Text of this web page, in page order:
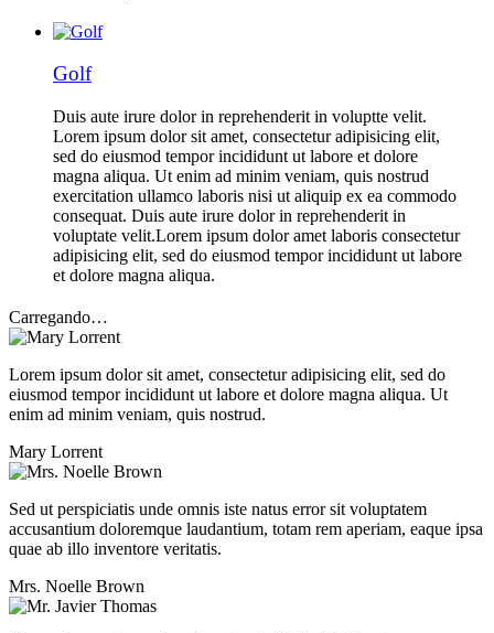
Golf
Duis aute irure dolor in reprehenderit in voluptte velit.
Lorem ipsum dolor sit amet, consectetur adipisicing elit,
sed do eiusmod tempor incididunt ut labore et dolore
magna aliqua. Ut enim ad minim veniam, quis nostrud
exercitation ullamco laboris nisi ut aliquip ex ea commodo
consequat. Duis aute irure dolor in reprehenderit in
voluptate velit.Lorem ipsum dolor amet laboris consectetur
adipisicing elit, sed do eiusmod tempor incididunt ut labore
et dolore magna aliqua.
Carregando…
Lorem ipsum dolor sit amet, consectetur adipisicing elit, sed do
eiusmod tempor incididunt ut labore et dolore magna aliqua. Ut
enim ad minim veniam, quis nostrud.
Mary Lorrent
Sed ut perspiciatis unde omnis iste natus error sit voluptatem
accusantium doloremque laudantium, totam rem aperiam, eaque ipsa
quae ab illo inventore veritatis.
Mrs. Noelle Brown